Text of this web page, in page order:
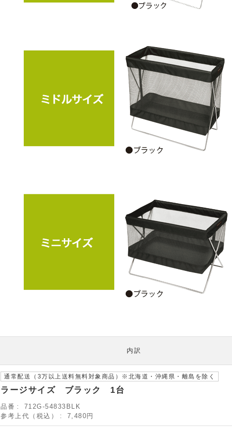
内訳
通常配送（3万以上送料無料対象商品）※北海道・沖縄県・離島を除く
ラージサイズ ブラック 1台
品番
712G-54833BLK
参考上代（税込）
7,480円